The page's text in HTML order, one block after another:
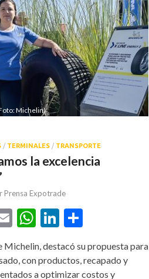
Michelin)
/ TERMINALES / TRANSPORTE
la excelencia
Prensa Expotrade
EmailWhatsApp
LinkedIn
Michelin, destacó su propuesta para
con productos, recapado y
a optimizar costos y